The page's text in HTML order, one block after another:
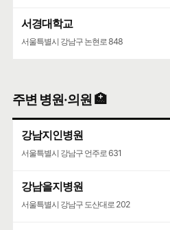
서경대학교
서울특별시 강남구 논현로 848
주변 병원·의원 🏥
강남지인병원
서울특별시 강남구 언주로 631
강남을지병원
서울특별시 강남구 도산대로 202